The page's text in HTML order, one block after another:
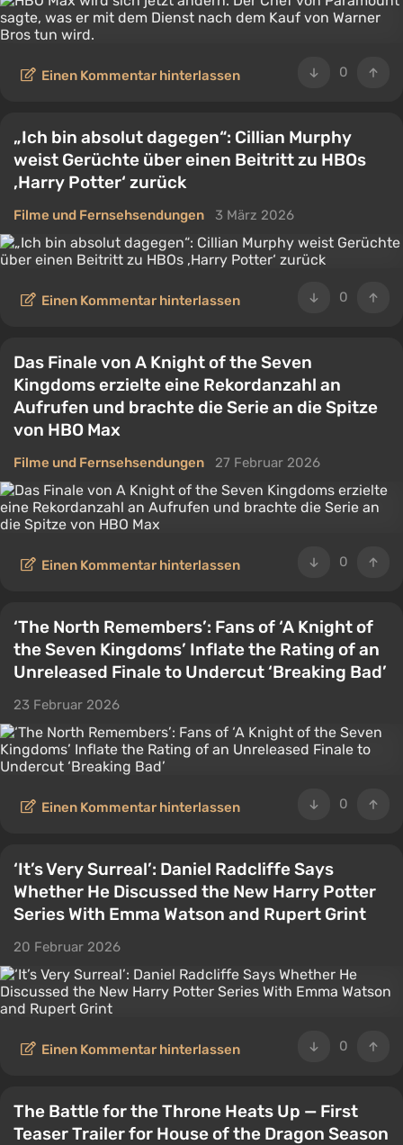
0
Einen Kommentar hinterlassen
„Ich bin absolut dagegen“: Cillian Murphy
weist Gerüchte über einen Beitritt zu HBOs
‚Harry Potter‘ zurück
Filme und Fernsehsendungen 3 März 2026
0
Einen Kommentar hinterlassen
Das Finale von A Knight of the Seven
Kingdoms erzielte eine Rekordanzahl an
Aufrufen und brachte die Serie an die Spitze
von HBO Max
Filme und Fernsehsendungen 27 Februar 2026
0
Einen Kommentar hinterlassen
‘The North Remembers’: Fans of ‘A Knight of
the Seven Kingdoms’ Inflate the Rating of an
Unreleased Finale to Undercut ‘Breaking Bad’
23 Februar 2026
0
Einen Kommentar hinterlassen
‘It’s Very Surreal’: Daniel Radcliffe Says
Whether He Discussed the New Harry Potter
Series With Emma Watson and Rupert Grint
20 Februar 2026
0
Einen Kommentar hinterlassen
The Battle for the Throne Heats Up — First
Teaser Trailer for House of the Dragon Season